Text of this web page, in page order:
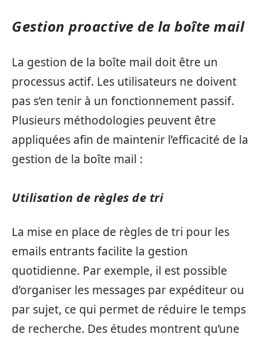
Gestion proactive de la boîte mail
La gestion de la boîte mail doit être un
processus actif. Les utilisateurs ne doivent
pas s’en tenir à un fonctionnement passif.
Plusieurs méthodologies peuvent être
appliquées afin de maintenir l’efficacité de la
gestion de la boîte mail :
Utilisation de règles de tri
La mise en place de règles de tri pour les
emails entrants facilite la gestion
quotidienne. Par exemple, il est possible
d’organiser les messages par expéditeur ou
par sujet, ce qui permet de réduire le temps
de recherche. Des études montrent qu’une